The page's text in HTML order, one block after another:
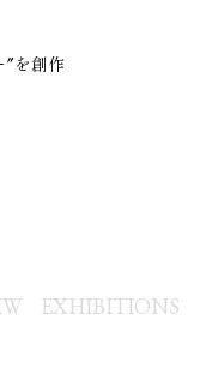
″を創作
EXHIBITIONS